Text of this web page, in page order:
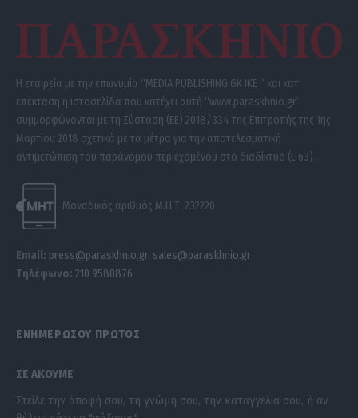
Η εταιρεία με την επωνυμία “MEDIA PUBLISHING GK IKE ” και κατ’
επέκταση η ιστοσελίδα που κατέχει αυτή “www.paraskhnio.gr”
συμμορφώνονται με τη Σύσταση (ΕΕ) 2018/334 της Επιτροπής της 1ης
Μαρτίου 2018 σχετικά με τα μέτρα για την αποτελεσματική
αντιμετώπιση του παράνομου περιεχομένου στο διαδίκτυο (L 63).
Μοναδικός αριθμός Μ.Η.Τ. 232220
Email: press@paraskhnio.gr, sales@paraskhnio.gr
Τηλέφωνο: 210 9580876
ΕΝΗΜΕΡΩΣΟΥ ΠΡΩΤΟΣ
ΣΕ ΑΚΟΥΜΕ
Στείλε την άποψή σου, τη γνώμη σου, την καταγγελία σου, ή αν